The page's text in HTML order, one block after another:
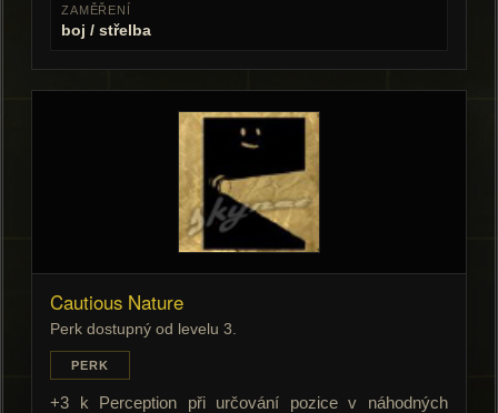
ZAMĚŘENÍ
boj / střelba
Cautious Nature
Perk dostupný od levelu 3.
PERK
+3 k Perception při určování pozice v náhodných